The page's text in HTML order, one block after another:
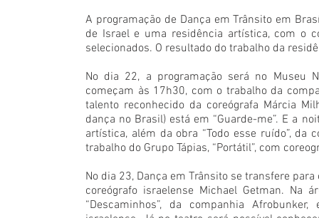
A programação de Dança em Trânsito em
de Israel e uma residência artística, com o
selecionados. O resultado do trabalho da
No dia 22, a programação será no Museu
começam às 17h30, com o trabalho da
talento reconhecido da coreógrafa Márcia
dança no Brasil) está em “Guarde-me”. E a
artística, além da obra “Todo esse ruído”, da
trabalho do Grupo Tápias, “Portátil”, com
No dia 23, Dança em Trânsito se transfere
coreógrafo israelense Michael Getman. Na
“Descaminhos”, da companhia